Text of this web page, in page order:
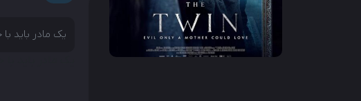
یک مادر باید